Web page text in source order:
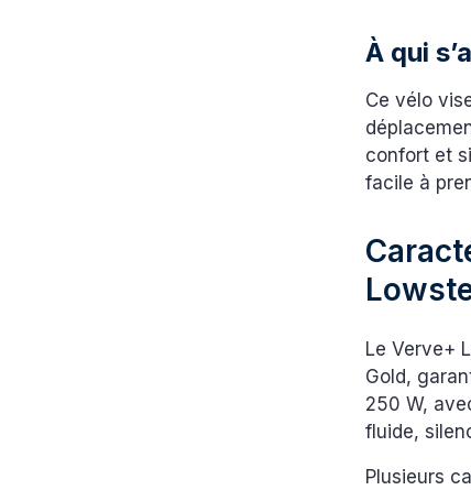
À qui
Ce vélo
confort et
facile à
Le Verve+
Gold,
250 W,
fluide,
Plusieurs